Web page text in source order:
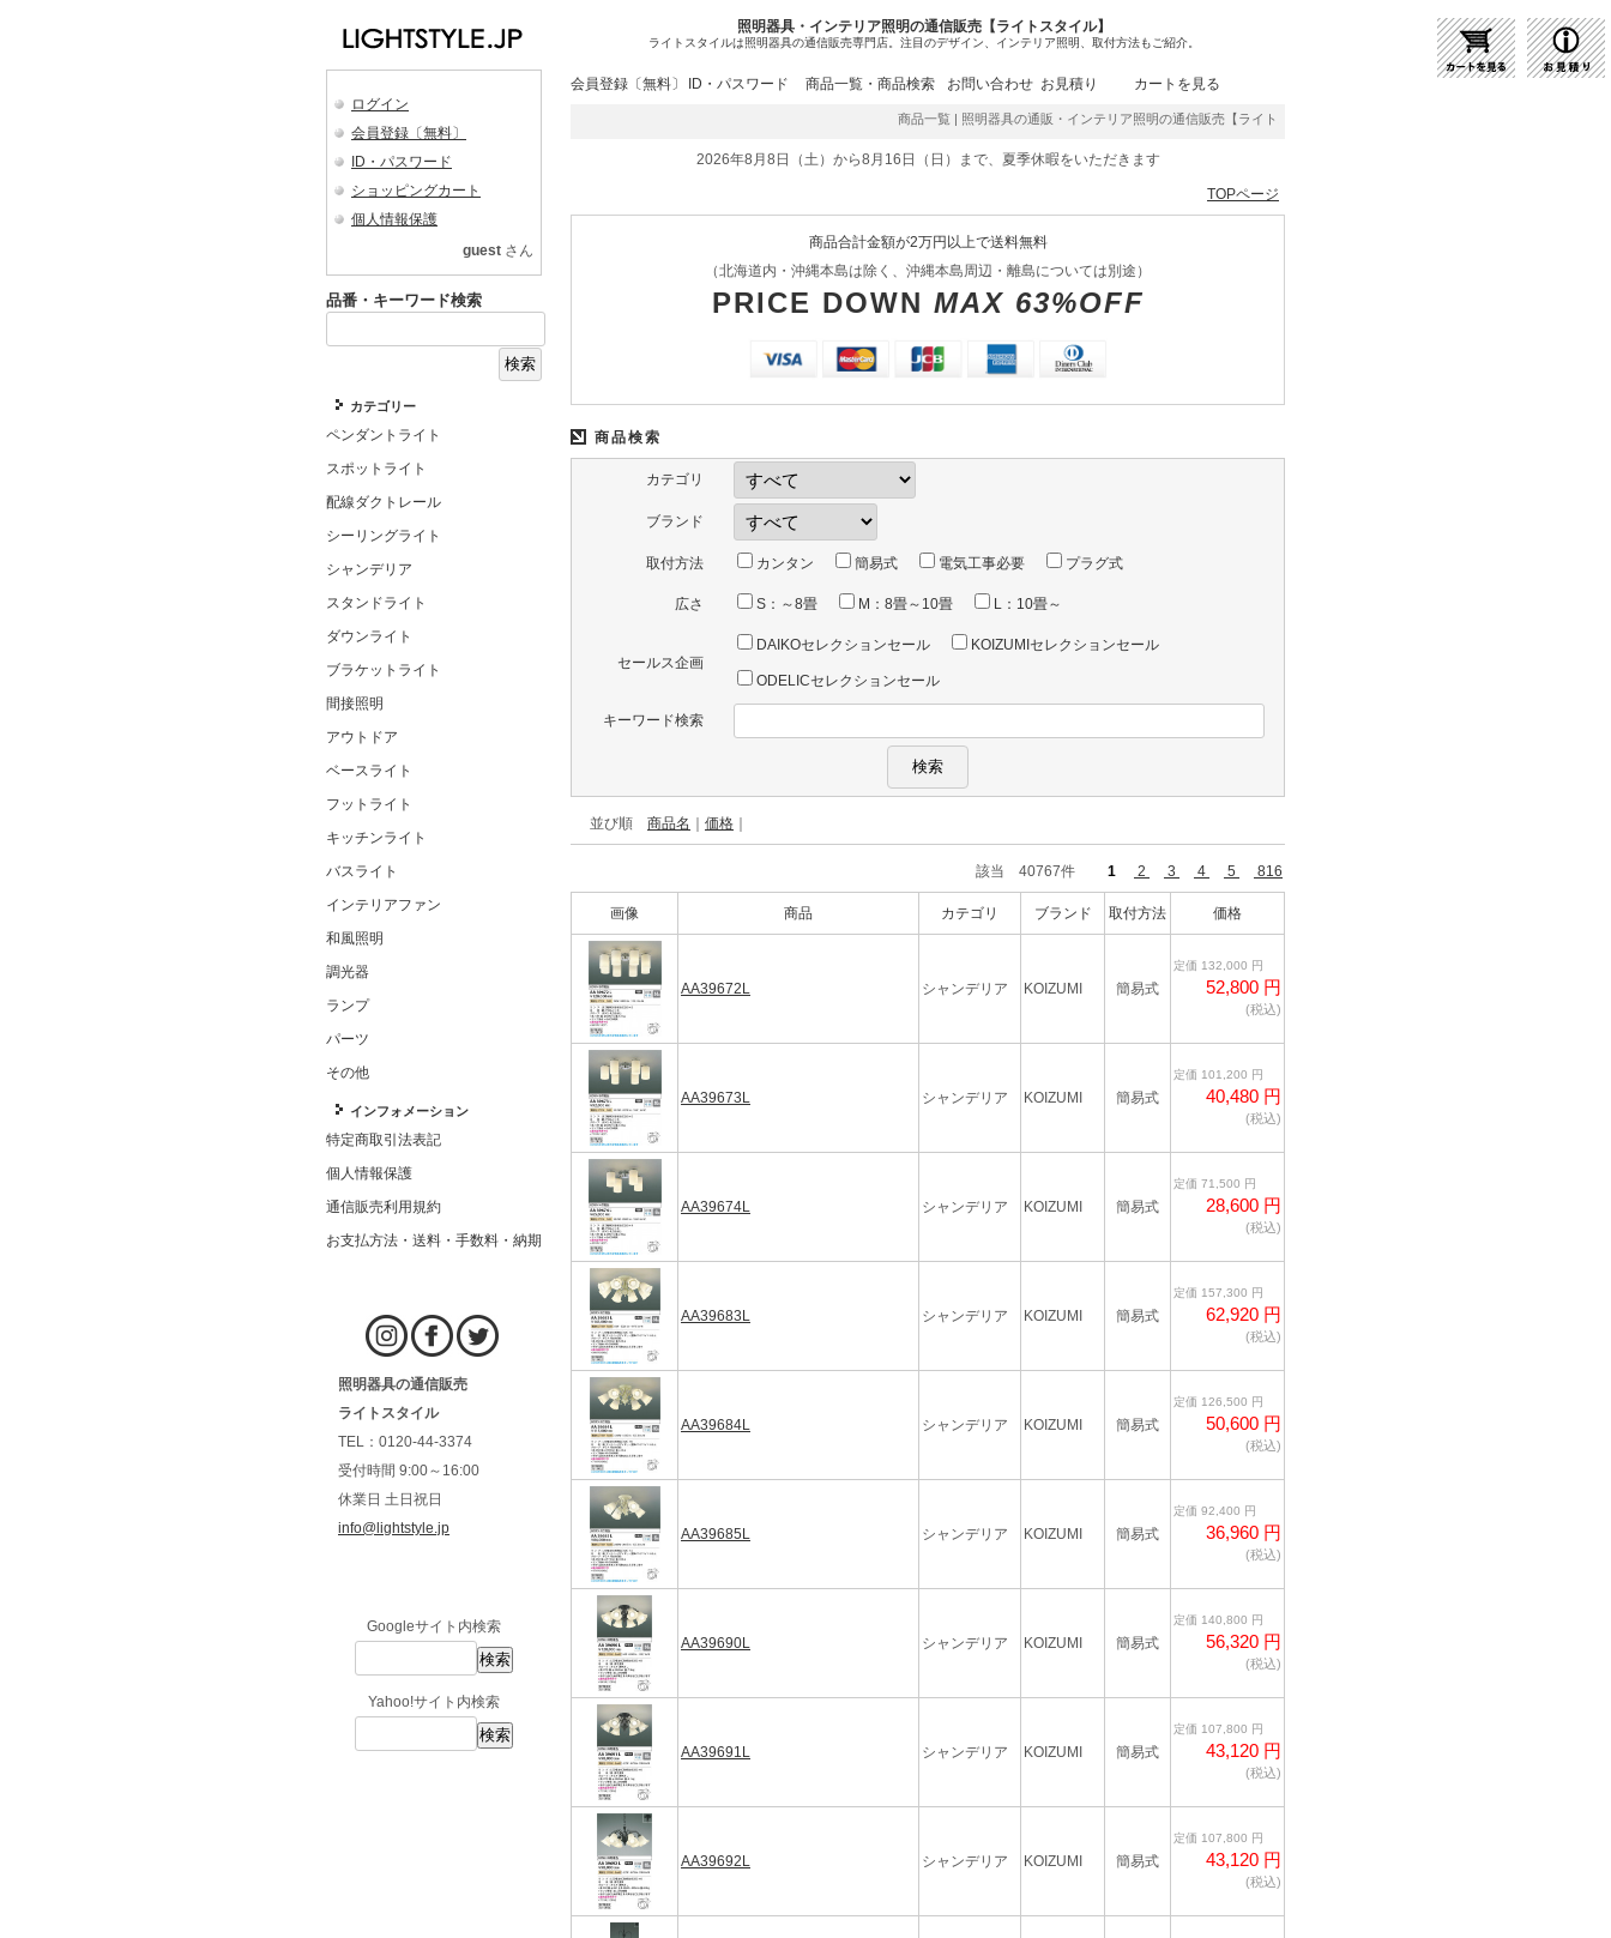
照明器具・インテリア照明の通信販売【ライトスタイル】
ライトスタイルは照明器具の通信販売専門店。注目のデザイン、インテリア照明、取付方法もご紹介。
ログイン
会員登録〔無料〕
ID・パスワード
ショッピングカート
個人情報保護
guest さん
品番・キーワード検索
カテゴリー
ペンダントライト
スポットライト
配線ダクトレール
シーリングライト
シャンデリア
スタンドライト
ダウンライト
ブラケットライト
間接照明
アウトドア
ベースライト
フットライト
キッチンライト
バスライト
インテリアファン
和風照明
調光器
ランプ
パーツ
その他
インフォメーション
特定商取引法表記
個人情報保護
通信販売利用規約
お支払方法・送料・手数料・納期
照明器具の通信販売
ライトスタイル
TEL：0120-44-3374
受付時間 9:00～16:00
休業日 土日祝日
info@lightstyle.jp
Googleサイト内検索
Yahoo!サイト内検索
会員登録〔無料〕 ID・パスワード 商品一覧・商品検索 お問い合わせ お見積り カートを見る
商品一覧 | 照明器具の通販・インテリア照明の通信販売【ライトスタイル】激安・格安価格にてご提供中！
2026年8月8日（土）から8月16日（日）まで、夏季休暇をいただきます
TOPページ
商品合計金額が2万円以上で送料無料
（北海道内・沖縄本島は除く、沖縄本島周辺・離島については別途）
PRICE DOWN MAX 63%OFF
商品検索
カテゴリ
ブランド
取付方法 カンタン 簡易式 電気工事必要 プラグ式
広さ S：～8畳 M：8畳～10畳 L：10畳～
セールス企画
DAIKOセレクションセール KOIZUMIセレクションセール
ODELICセレクションセール
キーワード検索
並び順 商品名 ｜ 価格 ｜
該当 40767件 1 2 3 4 5 816
画像 商品 カテゴリ ブランド 取付方法 価格
AA39672L シャンデリア KOIZUMI 簡易式
定価 132,000 円
52,800 円
(税込)
AA39673L シャンデリア KOIZUMI 簡易式
定価 101,200 円
40,480 円
(税込)
AA39674L シャンデリア KOIZUMI 簡易式
定価 71,500 円
28,600 円
(税込)
AA39683L シャンデリア KOIZUMI 簡易式
定価 157,300 円
62,920 円
(税込)
AA39684L シャンデリア KOIZUMI 簡易式
定価 126,500 円
50,600 円
(税込)
AA39685L シャンデリア KOIZUMI 簡易式
定価 92,400 円
36,960 円
(税込)
AA39690L シャンデリア KOIZUMI 簡易式
定価 140,800 円
56,320 円
(税込)
AA39691L シャンデリア KOIZUMI 簡易式
定価 107,800 円
43,120 円
(税込)
AA39692L シャンデリア KOIZUMI 簡易式
定価 107,800 円
43,120 円
(税込)